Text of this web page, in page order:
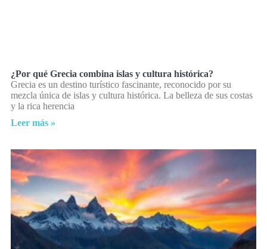
¿Por qué Grecia combina islas y cultura histórica?
Grecia es un destino turístico fascinante, reconocido por su
mezcla única de islas y cultura histórica. La belleza de sus costas
y la rica herencia
Leer más »